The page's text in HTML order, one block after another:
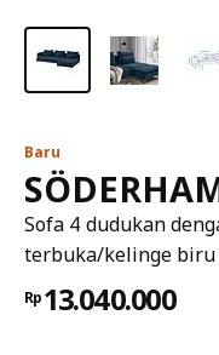
Baru
Sofa 4 dudukan
terbuka/kelinge
Rp 13.040.000